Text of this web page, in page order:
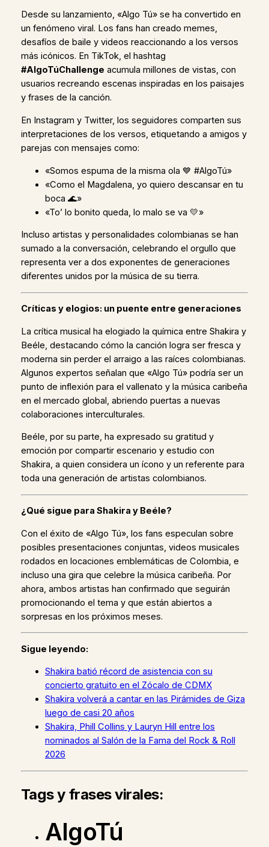
Desde su lanzamiento, «Algo Tú» se ha convertido en
un fenómeno viral. Los fans han creado memes,
desafíos de baile y videos reaccionando a los versos
más icónicos. En TikTok, el hashtag
#AlgoTúChallenge acumula millones de vistas, con
usuarios recreando escenas inspiradas en los paisajes
y frases de la canción.
En Instagram y Twitter, los seguidores comparten sus
interpretaciones de los versos, etiquetando a amigos y
parejas con mensajes como:
«Somos espuma de la misma ola 💙 #AlgoTú»
«Como el Magdalena, yo quiero descansar en tu
boca 🌊»
«To’ lo bonito queda, lo malo se va 💛»
Incluso artistas y personalidades colombianas se han
sumado a la conversación, celebrando el orgullo que
representa ver a dos exponentes de generaciones
diferentes unidos por la música de su tierra.
Críticas y elogios: un puente entre generaciones
La crítica musical ha elogiado la química entre Shakira y
Beéle, destacando cómo la canción logra ser fresca y
moderna sin perder el arraigo a las raíces colombianas.
Algunos expertos señalan que «Algo Tú» podría ser un
punto de inflexión para el vallenato y la música caribeña
en el mercado global, abriendo puertas a nuevas
colaboraciones interculturales.
Beéle, por su parte, ha expresado su gratitud y
emoción por compartir escenario y estudio con
Shakira, a quien considera un ícono y un referente para
toda una generación de artistas colombianos.
¿Qué sigue para Shakira y Beéle?
Con el éxito de «Algo Tú», los fans especulan sobre
posibles presentaciones conjuntas, videos musicales
rodados en locaciones emblemáticas de Colombia, e
incluso una gira que celebre la música caribeña. Por
ahora, ambos artistas han confirmado que seguirán
promocionando el tema y que están abiertos a
sorpresas en los próximos meses.
Sigue leyendo:
Shakira batió récord de asistencia con su
concierto gratuito en el Zócalo de CDMX
Shakira volverá a cantar en las Pirámides de Giza
luego de casi 20 años
Shakira, Phill Collins y Lauryn Hill entre los
nominados al Salón de la Fama del Rock & Roll
2026
Tags y frases virales:
AlgoTú